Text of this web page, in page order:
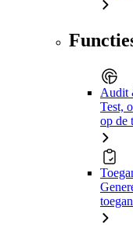
Audit
Test,
op de